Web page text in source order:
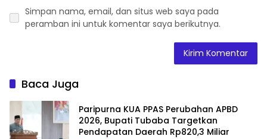
Simpan nama, email, dan situs web saya pada
peramban ini untuk komentar saya berikutnya.
Baca Juga
Paripurna KUA PPAS Perubahan APBD
2026, Bupati Tubaba Targetkan
Pendapatan Daerah Rp820,3 Miliar